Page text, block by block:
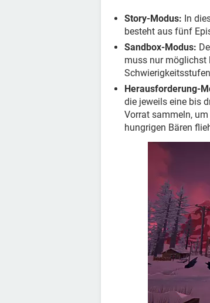
Story-Modus: In
besteht aus fünf
Sandbox-Modus:
muss nur möglichst
Herausforderung-
die jeweils eine bis
Vorrat sammeln,
hungrigen Bären